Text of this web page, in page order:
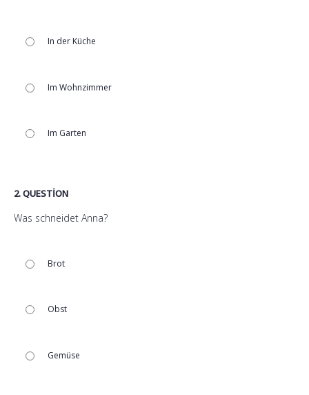
In der Küche
Im Wohnzimmer
Im Garten
2. QUESTION
Was schneidet Anna?
Brot
Obst
Gemüse